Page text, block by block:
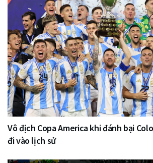
Vô địch Copa America khi đánh bại
đi vào lịch sử